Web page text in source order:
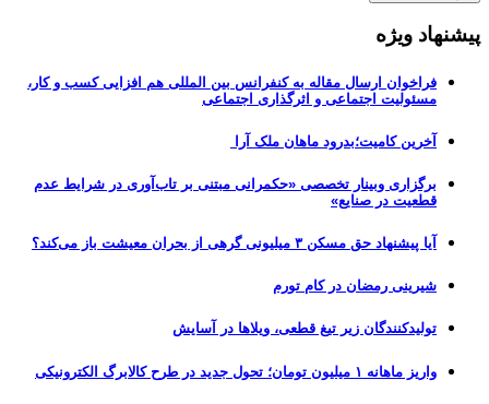
پیشنهاد ویژه
فراخوان ارسال مقاله به کنفرانس بین المللی هم افزایی کسب و کار،
مسئولیت اجتماعی و اثرگذاری اجتماعی
آخرین کامیت؛بدرود ماهان ملک آرا
برگزاری وبینار تخصصی «حکمرانی مبتنی بر تاب‌آوری در شرایط عدم
قطعیت در صنایع»
آیا پیشنهاد حق مسکن ۳ میلیونی گرهی از بحران معیشت باز می‌کند؟
شیرینی رمضان در کام تورم
تولیدکنندگان زیر تیغ قطعی، ویلاها در آسایش
واریز ماهانه ۱ میلیون تومان؛ تحول جدید در طرح کالابرگ الکترونیکی